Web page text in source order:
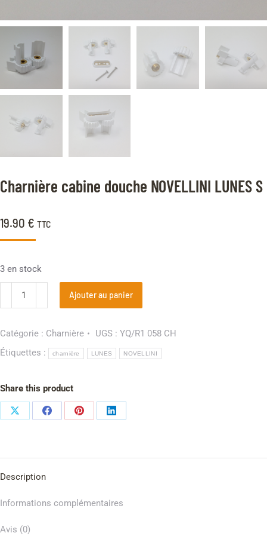
Charnière cabine douche NOVELLINI LUNES S
19.90 € TTC
3 en stock
Ajouter au panier
Catégorie : Charnière UGS : YQ/R1 058 CH
Étiquettes :
charnière LUNES NOVELLINI
Share this product
Description
Informations complémentaires
Avis (0)